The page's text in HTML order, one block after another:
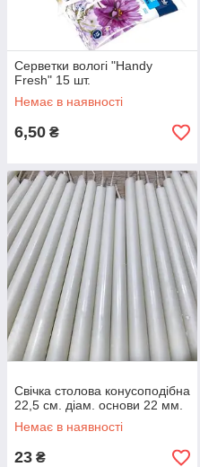
Серветки вологі "Handy
Fresh" 15 шт.
Немає в наявності
6,50 ₴
Свічка столова конусоподібна
22,5 см. діам. основи 22 мм.
Немає в наявності
23 ₴